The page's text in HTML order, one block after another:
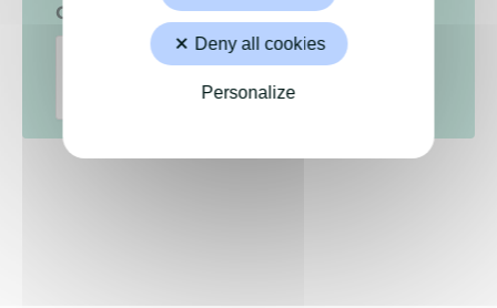
CAPTCHA
Deny all cookies
Personalize